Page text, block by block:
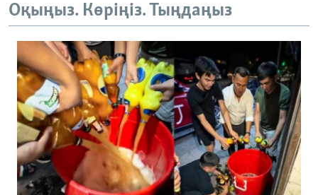
Оқыңыз. Көріңіз. Тыңдаңыз